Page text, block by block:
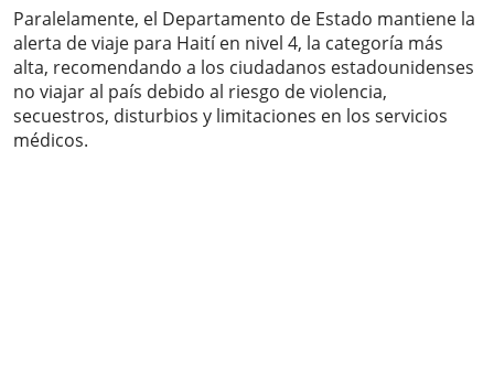
Paralelamente, el Departamento de Estado mantiene la
alerta de viaje para Haití en nivel 4, la categoría más
alta, recomendando a los ciudadanos estadounidenses
no viajar al país debido al riesgo de violencia,
secuestros, disturbios y limitaciones en los servicios
médicos.